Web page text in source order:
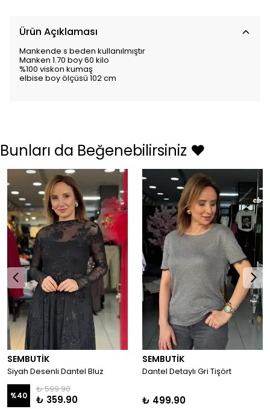
Ürün Açıklaması
Mankende s beden kullanılmıştır
Manken 1.70 boy 60 kilo
%100 viskon kumaş
elbise boy ölçüsü 102 cm
Bunları da Beğenebilirsiniz ❤️
SEMBUTİK
Siyah Desenli Dantel Bluz
%40
₺ 599.90
₺ 359.90
SEMBUTİK
Dantel Detaylı Gri Tişört
₺ 499.90